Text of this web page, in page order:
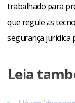
trabalhado para
que regule as
segurança jurídica
Leia